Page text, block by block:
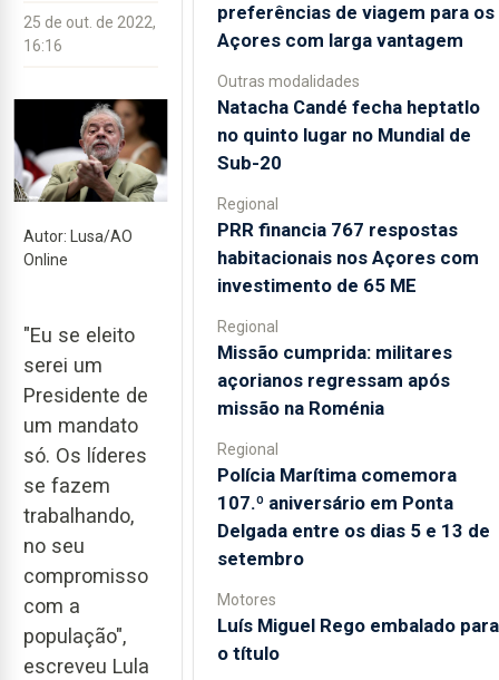
25 de out. de 2022,
16:16
Autor: Lusa/AO
Online
"Eu se eleito
serei um
Presidente de
um mandato
só. Os líderes
se fazem
trabalhando,
no seu
compromisso
com a
população",
escreveu Lula
preferências de viagem para os
Açores com larga vantagem
Outras modalidades
Natacha Candé fecha heptatlo
no quinto lugar no Mundial de
Sub-20
Regional
PRR financia 767 respostas
habitacionais nos Açores com
investimento de 65 ME
Regional
Missão cumprida: militares
açorianos regressam após
missão na Roménia
Regional
Polícia Marítima comemora
107.º aniversário em Ponta
Delgada entre os dias 5 e 13 de
setembro
Motores
Luís Miguel Rego embalado para
o título